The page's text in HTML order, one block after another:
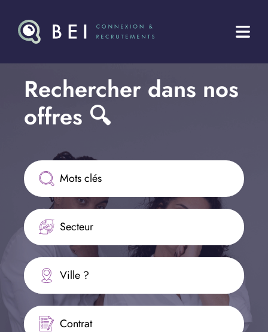
Rechercher dans nos
offres 🔍
Secteur
Ville ?
Contrat